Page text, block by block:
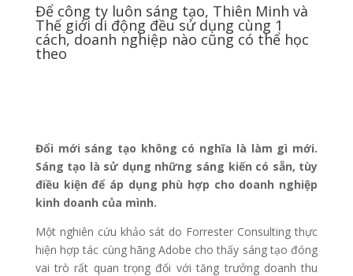
Để công ty luôn sáng tạo, Thiên Minh và
Thế giới di động đều sử dụng cùng 1
cách, doanh nghiệp nào cũng có thể học
theo
Đổi mới sáng tạo không có nghĩa là làm gì mới.
Sáng tạo là sử dụng những sáng kiến có sẵn, tùy
điều kiện để áp dụng phù hợp cho doanh nghiệp
kinh doanh của mình.
Một nghiên cứu khảo sát do Forrester Consulting thực
hiện hợp tác cùng hãng Adobe cho thấy sáng tạo đóng
vai trò rất quan trọng đối với tăng trưởng doanh thu